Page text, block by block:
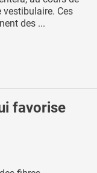
Ces
des ...
favorise